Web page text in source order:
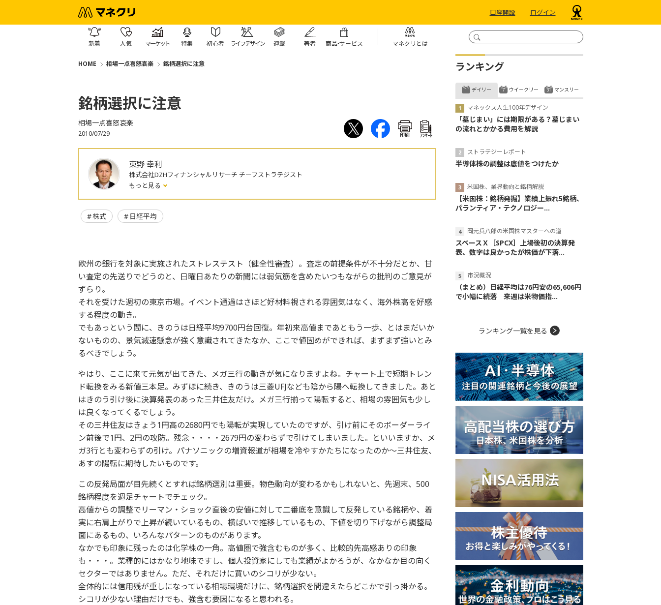
口座開設 ログイン
新着 人気 マーケット 特集 初心者 ライフデザイン 連載 著者 商品・サービス マネクリとは
HOME 相場一点喜怒哀楽 銘柄選択に注意
銘柄選択に注意
相場一点喜怒哀楽
2010/07/29 印刷 ｱﾝｹｰﾄ
東野 幸利
株式会社DZHフィナンシャルリサーチ チーフストラテジスト
もっと見る
株式 日経平均
欧州の銀行を対象に実施されたストレステスト（健全性審査）。査定の前提条件が不十分だとか、甘
い査定の先送りでどうのと、日曜日あたりの新聞には弱気筋を含めたいつもながらの批判のご意見が
ずらり。
それを受けた週初の東京市場。イベント通過はさほど好材料視される雰囲気はなく、海外株高を好感
する程度の動き。
でもあっという間に、きのうは日経平均9700円台回復。年初来高値まであともう一歩、とはまだいか
ないものの、景気減速懸念が強く意識されてきたなか、ここで値固めができれば、まずまず強いとみ
るべきでしょう。
やはり、ここに来て元気が出てきた、メガ三行の動きが気になりますよね。チャート上で短期トレン
ド転換をみる新値三本足。みずほに続き、きのうは三菱UFJなども陰から陽へ転換してきました。あと
はきのう引け後に決算発表のあった三井住友だけ。メガ三行揃って陽転すると、相場の雰囲気も少し
は良くなってくるでしょう。
その三井住友はきょう1円高の2680円でも陽転が実現していたのですが、引け前にそのボーダーライ
ン前後で1円、2円の攻防。残念・・・・2679円の変わらずで引けてしまいました。といいますか、メ
ガ3行とも変わらずの引け。パナソニックの増資報道が相場を冷やすかたちになったのか～三井住友、
あすの陽転に期待したいものです。
この反発局面が目先続くとすれば銘柄選別は重要。物色動向が変わるかもしれないと、先週末、500
銘柄程度を週足チャートでチェック。
高値からの調整でリーマン・ショック直後の安値に対して二番底を意識して反発している銘柄や、着
実に右肩上がりで上昇が続いているもの、横ばいで推移しているもの、下値を切り下げながら調整局
面にあるもの、いろんなパターンのものがあります。
なかでも印象に残ったのは化学株の一角。高値圏で強含むものが多く、比較的先高感ありの印象
も・・・。業種的にはかなり地味ですし、個人投資家にしても業績がよかろうが、なかなか目の向く
セクターではありません。ただ、それだけに買いのシコリが少ない。
全体的には信用残が重しになっている相場環境だけに、銘柄選択を間違えたらどこかで引っ掛かる。
シコリが少ない理由だけでも、強含む要因になると思われる。
ランキング
デイリー
マネックス人生100年デザイン
「墓じまい」には期限がある？墓じまい
の流れとかかる費用を解説
ストラテジーレポート
半導体株の調整は底値をつけたか
米国株、業界動向と銘柄解説
【米国株：銘柄発掘】業績上振れ5銘柄、
パランティア・テクノロジー...
岡元兵八郎の米国株マスターへの道
スペースＸ［SPCX］上場後初の決算発
表、数字は良かったが株価が下落...
市況概況
（まとめ）日経平均は76円安の65,606円
で小幅に続落 来週は米物価指...
ウイークリー マンスリー
ランキング一覧を見る